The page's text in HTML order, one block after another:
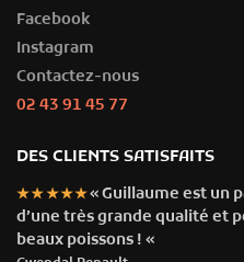
Facebook
Instagram
Contactez-nous
02 43 91 45 77
DES CLIENTS SATISFAITS
★★★★★« Guillaume est un
d’une très grande qualité et
beaux poissons ! «